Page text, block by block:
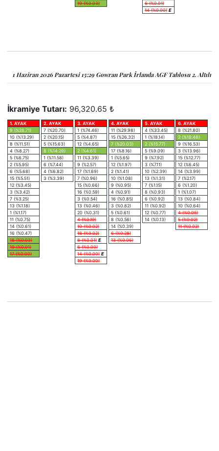
19 (%0.03)
6 (%0.01)
14 (%0.00) E
1 Haziran 2026 Pazartesi 15:29 Gowran Park İrlanda AGF Tablosu 2. Altılı
İkramiye Tutarı: 96,320.65 ₺
1. AYAK
9 (%28.71)
10 (%13.29)
8 (%11.51)
4 (%8.27)
5 (%6.75)
2 (%5.95)
6 (%5.68)
15 (%5.51)
12 (%3.45)
3 (%3.42)
7 (%3.25)
13 (%1.18)
1 (%1.17)
11 (%0.75)
14 (%0.61)
16 (%0.47)
18 (%0.03)
19 (%0.01)
17 (%0.00)
2. AYAK
7 (%20.70)
2 (%20.15)
5 (%15.63)
8 (%14.29)
1 (%11.58)
6 (%7.44)
4 (%6.82)
3 (%3.39)
3. AYAK
1 (%74.46)
5 (%4.87)
12 (%4.65)
2 (%4.61)
11 (%3.39)
9 (%2.57)
17 (%1.69)
7 (%0.96)
15 (%0.66)
16 (%0.59)
3 (%0.54)
13 (%0.46)
20 (%0.31)
4 (%0.19)
10 (%0.02)
18 (%0.02)
8 (%0.01) E
6 (%0.00)
14 (%0.00) E
19 (%0.00)
4. AYAK
11 (%29.98)
15 (%26.32)
7 (%20.03)
17 (%8.16)
1 (%5.65)
12 (%1.97)
2 (%1.41)
10 (%1.08)
9 (%0.95)
4 (%0.91)
16 (%0.85)
3 (%0.82)
5 (%0.61)
8 (%0.56)
14 (%0.39)
6 (%0.28)
13 (%0.06)
5. AYAK
4 (%33.45)
1 (%18.14)
2 (%15.77)
5 (%9.09)
9 (%7.92)
3 (%7.11)
10 (%2.39)
13 (%1.31)
7 (%1.15)
8 (%0.93)
6 (%0.92)
11 (%0.92)
12 (%0.77)
14 (%0.13)
6. AYAK
8 (%21.80)
2 (%18.48)
9 (%16.53)
3 (%13.96)
15 (%12.77)
12 (%6.45)
14 (%3.99)
7 (%2.17)
6 (%1.20)
1 (%1.07)
13 (%0.84)
10 (%0.64)
4 (%0.05)
5 (%0.02)
11 (%0.02)